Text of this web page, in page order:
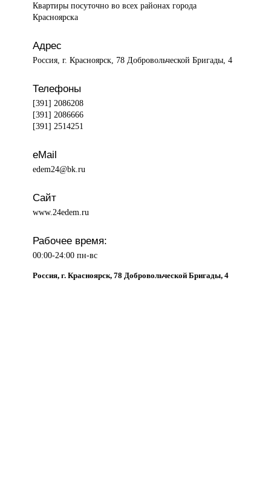
Квартиры посуточно во всех районах города
Красноярска
Адрес
Россия, г. Красноярск, 78 Добровольческой Бригады, 4
Телефоны
[391] 2086208
[391] 2086666
[391] 2514251
eMail
edem24@bk.ru
Сайт
www.24edem.ru
Рабочее время:
00:00-24:00 пн-вс
Россия, г. Красноярск, 78 Добровольческой Бригады, 4